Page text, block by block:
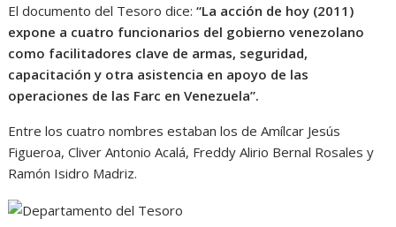
El documento del Tesoro dice:“La acción de hoy (2011)
expone a cuatro funcionarios del gobierno venezolano
como facilitadores clave de armas, seguridad,
capacitación y otra asistencia en apoyo de las
operaciones de las Farc en Venezuela”.
Entre los cuatro nombres estaban los de Amílcar Jesús
Figueroa, Cliver Antonio Acalá, Freddy Alirio Bernal Rosales y
Ramón Isidro Madriz.